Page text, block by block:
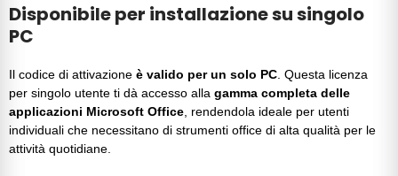
Disponibile per installazione su singolo
PC
Il codice di attivazione è valido per un solo PC . Questa licenza
per singolo utente ti dà accesso alla gamma completa delle
applicazioni Microsoft Office , rendendola ideale per utenti
individuali che necessitano di strumenti office di alta qualità per le
attività quotidiane.